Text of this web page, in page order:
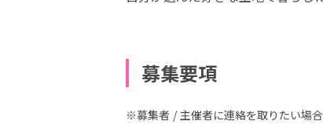
募集要項
※募集者 / 主催者に連絡を取りたい場